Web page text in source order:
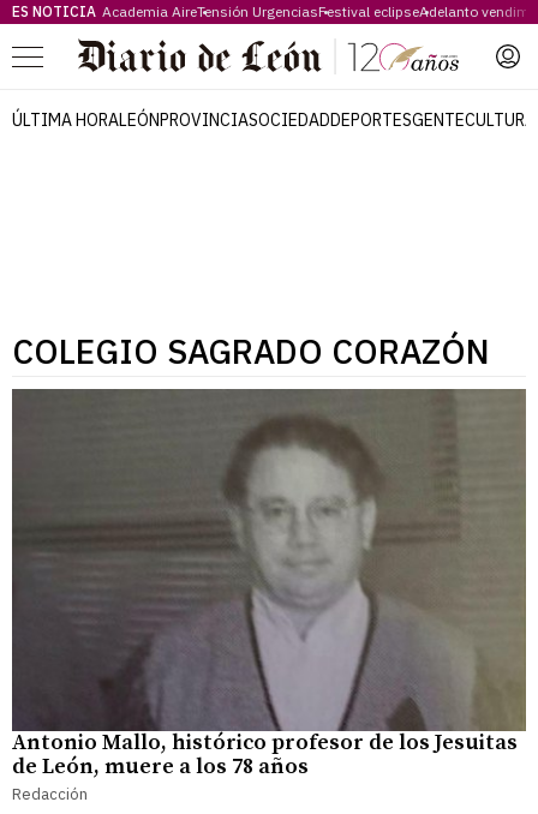
ES NOTICIA Academia AireTensión UrgenciasFestival eclipseAdelanto
Menú
ÚLTIMA HORALEÓNPROVINCIASOCIEDADDEPORTESGENTECULTURA
COLEGIO SAGRADO CORAZÓN
Antonio Mallo, histórico profesor de los Jesuitas
de León, muere a los 78 años
Redacción